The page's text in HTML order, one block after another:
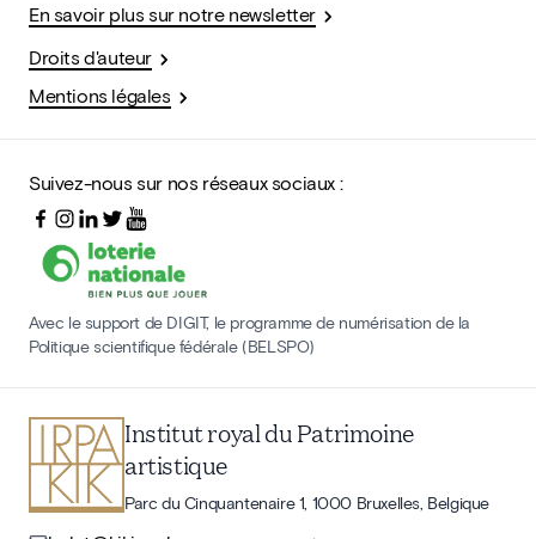
En savoir plus sur notre newsletter
Droits d'auteur
Mentions légales
Suivez-nous sur nos réseaux sociaux :
Avec le support de DIGIT, le programme de numérisation de la
Politique scientifique fédérale (BELSPO)
Institut royal du Patrimoine
artistique
Parc du Cinquantenaire 1, 1000 Bruxelles, Belgique